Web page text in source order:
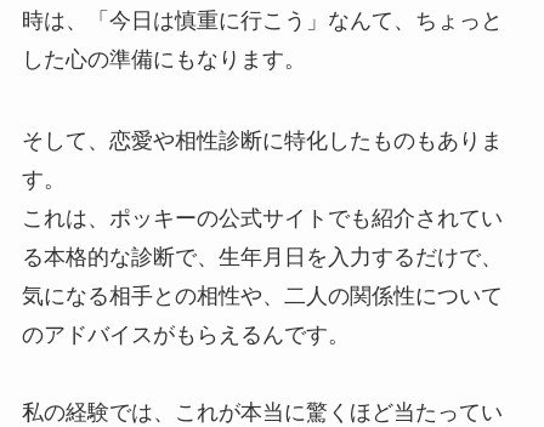
時は、「今日は慎重に行こう」なんて、ちょっと
した心の準備にもなります。
そして、恋愛や相性診断に特化したものもありま
す。
これは、ポッキーの公式サイトでも紹介されてい
る本格的な診断で、生年月日を入力するだけで、
気になる相手との相性や、二人の関係性について
のアドバイスがもらえるんです。
私の経験では、これが本当に驚くほど当たってい